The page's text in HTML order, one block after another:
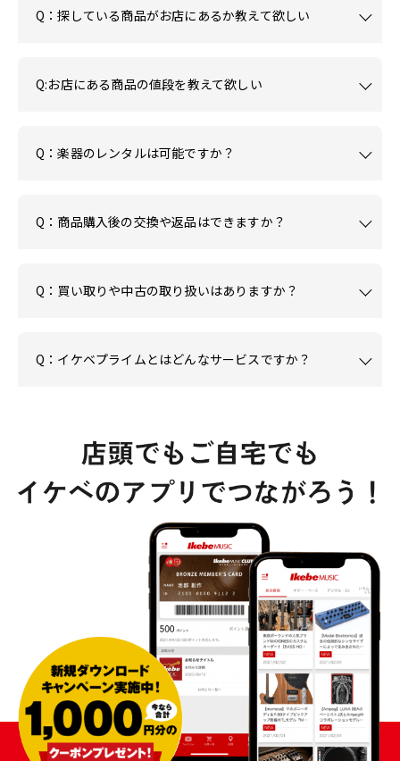
Q：探している商品がお店にあるか教えて欲しい
Q:お店にある商品の値段を教えて欲しい
Q：楽器のレンタルは可能ですか？
Q：商品購入後の交換や返品はできますか？
Q：買い取りや中古の取り扱いはありますか？
Q：イケベプライムとはどんなサービスですか？